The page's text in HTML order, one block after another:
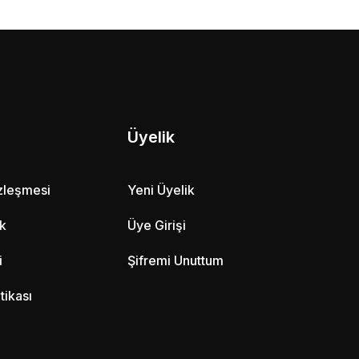
Üyelik
Yeni Üyelik
Üye Girişi
Şifremi Unuttum